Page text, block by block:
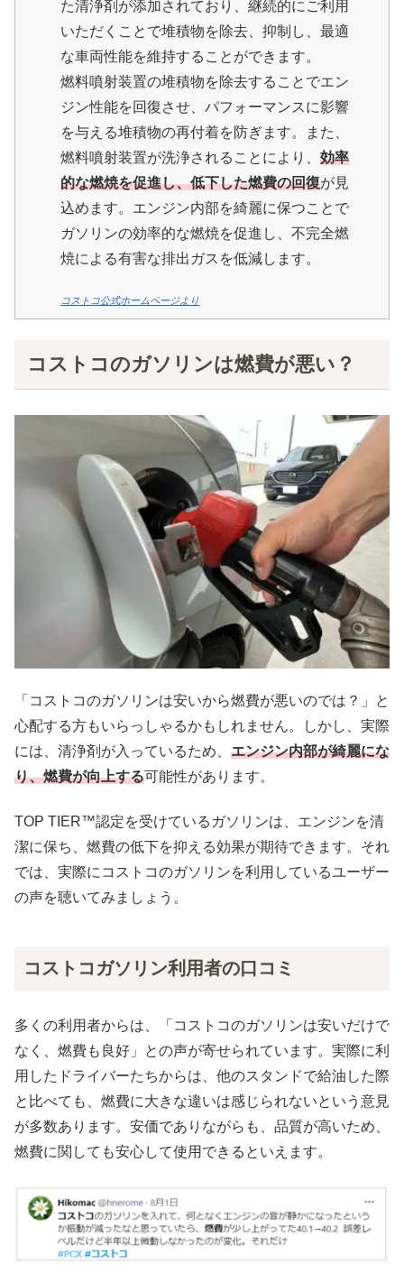
た清浄剤が添加されており、継続的にご利用
いただくことで堆積物を除去、抑制し、最適
な車両性能を維持することができます。
燃料噴射装置の堆積物を除去することでエン
ジン性能を回復させ、パフォーマンスに影響
を与える堆積物の再付着を防ぎます。また、
燃料噴射装置が洗浄されることにより、 効率
的な燃焼を促進し、低下した燃費の回復が見
込めます。エンジン内部を綺麗に保つことで
ガソリンの効率的な燃焼を促進し、不完全燃
焼による有害な排出ガスを低減します。
コストコ公式ホームページより
コストコのガソリンは燃費が悪い？
「コストコのガソリンは安いから燃費が悪いのでは？」と
心配する方もいらっしゃるかもしれません。しかし、実際
には、清浄剤が入っているため、 エンジン内部が綺麗にな
り、燃費が向上する可能性があります。
TOP TIER™認定を受けているガソリンは、エンジンを清
潔に保ち、燃費の低下を抑える効果が期待できます。それ
では、実際にコストコのガソリンを利用しているユーザー
の声を聴いてみましょう。
コストコガソリン利用者の口コミ
多くの利用者からは、「コストコのガソリンは安いだけで
なく、燃費も良好」との声が寄せられています。実際に利
用したドライバーたちからは、他のスタンドで給油した際
と比べても、燃費に大きな違いは感じられないという意見
が多数あります。安価でありながらも、品質が高いため、
燃費に関しても安心して使用できるといえます。